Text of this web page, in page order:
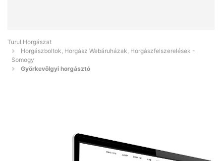
Turul Horgászat
Horgászboltok, Horgász Webáruházak, Horgászfelszerelések -
Somogy
Györkevölgyi horgásztó